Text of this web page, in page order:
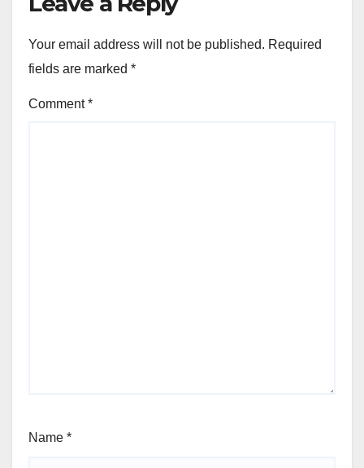
Your email address will not be published. Required
fields are marked *
Comment*
Name *